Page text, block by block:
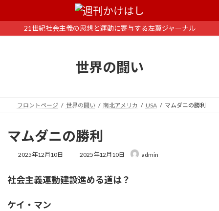
ン
ー
21世紀社会主義の思想と運動に寄与する左翼ジャーナル
世界の闘い
フロントページ 世界の闘い 南北アメリカ USA マムダニの勝利
マムダニの勝利
2025年12月10日
最
新
2025年12月10日 admin
社会主義運動建設進める道は？
ケイ・マン